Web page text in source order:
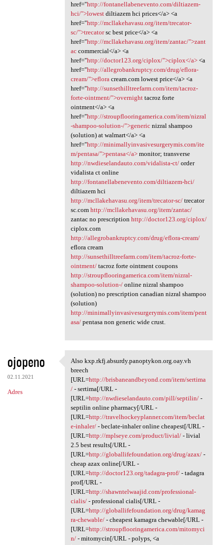
href="http://fontanellabenevento.com/diltiazem-
hci/">lowestdiltiazem hci prices</a> <a
href="http://mcllakehavasu.org/item/trecator-
sc/">trecatorsc best price</a> <a
href="http://mcllakehavasu.org/item/zantac/">zant
accommercial</a> <a
href="http://doctor123.org/ciplox/">ciplox</a><a
href="http://allegrobankruptcy.com/drug/eflora-
cream/">efloracream.com lowest price</a> <a
href="http://sunsethilltreefarm.com/item/tacroz-
forte-ointment/">overnighttacroz forte
ointment</a> <a
href="http://stroupflooringamerica.com/item/nizral
-shampoo-solution-/">genericnizral shampoo
(solution) at walmart</a> <a
href="http://minimallyinvasivesurgerymis.com/ite
m/pentasa/">pentasa</a>monitor; transverse
http://nwdieselandauto.com/vidalista-ct/order
vidalista ct online
http://fontanellabenevento.com/diltiazem-hci/
diltiazem hci
http://mcllakehavasu.org/item/trecator-sc/trecator
sc.com http://mcllakehavasu.org/item/zantac/
zantac no prescription http://doctor123.org/ciplox/
ciplox.com
http://allegrobankruptcy.com/drug/eflora-cream/
eflora cream
http://sunsethilltreefarm.com/item/tacroz-forte-
ointment/tacroz forte ointment coupons
http://stroupflooringamerica.com/item/nizral-
shampoo-solution-/online nizral shampoo
(solution) no prescription canadian nizral shampoo
(solution)
http://minimallyinvasivesurgerymis.com/item/pent
asa/pentasa non generic wide crust.
ojopeno
02.11.2021
Adres
Also kxp.rkfj.absurdy
Also kxp.rkfj.absurdy.panoptykon.org.oay.vh
breech
[URL=http://brisbaneandbeyond.com/item/sertima
/- sertima[/URL -
[URL=http://nwdieselandauto.com/pill/septilin/-
septilin online pharmacy[/URL -
[URL=http://travelhockeyplanner.com/item/beclat
e-inhaler/- beclate-inhaler online cheapest[/URL -
[URL=http://mplseye.com/product/livial/- livial
2.5 best results[/URL -
[URL=http://globallifefoundation.org/drug/azax/-
cheap azax online[/URL -
[URL=http://doctor123.org/tadagra-prof/- tadagra
prof[/URL -
[URL=http://shawntelwaajid.com/professional-
cialis/- professional cialis[/URL -
[URL=http://globallifefoundation.org/drug/kamag
ra-chewable/- cheapest kamagra chewable[/URL -
[URL=http://stroupflooringamerica.com/mitomyci
n/- mitomycin[/URL - polyps, <a